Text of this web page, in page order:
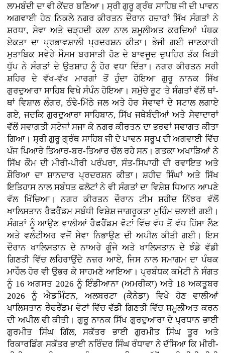
ਲਾਮਬੰਦੀ ਦਾ ਵੀ ਕੇਂਦਰ ਬਣਿਆ। ਸ੍ਰੀ ਗੁਰੂ ਗ੍ਰੰਥ ਸਾਹਿਬ ਜੀ ਦੀ ਪਾਵਨ
ਅਗਵਾਈ ਹੇਠ ਨਿਕਲੇ ਨਗਰ ਕੀਰਤਨ ਦੌਰਾਨ ਹਜ਼ਾਰਾਂ ਸਿੱਖ ਸੰਗਤਾਂ ਨੇ
ਸ਼ਰਧਾ, ਸੇਵਾ ਅਤੇ ਚੜ੍ਹਦੀ ਕਲਾ ਨਾਲ ਸ਼ਮੂਲੀਅਤ ਕਰਦਿਆਂ ਪੰਥਕ
ਏਕਤਾ ਦਾ ਪ੍ਰਭਾਵਸ਼ਾਲੀ ਪ੍ਰਦਰਸ਼ਨ ਕੀਤਾ। ਭੇਜੀ ਗਈ ਜਾਣਕਾਰੀ
ਮੁਤਾਬਿਕ ਸਵੇਰੇ ਮੌਸਮ ਬਰਸਾਤੀ ਹੋਣ ਦੇ ਬਾਵਜੂਦ ਦੁਪਹਿਰ ਤੱਕ ਖਿੜੀ
ਧੁੱਪ ਨੇ ਸੰਗਤਾਂ ਦੇ ਉਤਸ਼ਾਹ ਨੂੰ ਹੋਰ ਵਧਾ ਦਿੱਤਾ। ਨਗਰ ਕੀਰਤਨ ਸਰੀ
ਸ਼ਹਿਰ ਦੇ ਵੱਖ-ਵੱਖ ਮਾਰਗਾਂ ਤੋਂ ਹੁੰਦਾ ਹੋਇਆ ਗੁਰੂ ਨਾਨਕ ਸਿੱਖ
ਗੁਰਦੁਆਰਾ ਸਾਹਿਬ ਵਿਖੇ ਸੰਪੰਨ ਹੋਇਆ। ਸਮੁੱਚੇ ਰੂਟ 'ਤੇ ਸੰਗਤਾਂ ਵੱਲੋਂ ਥਾਂ-
ਥਾਂ ਵਿਸ਼ਾਲ ਲੰਗਰ, ਠੰਢੇ-ਮਿੱਠੇ ਜਲ ਅਤੇ ਹੋਰ ਸੇਵਾਵਾਂ ਦੇ ਸਟਾਲ ਲਗਾਏ
ਗਏ, ਜਦਕਿ ਗੁਰਦੁਆਰਾ ਸਾਹਿਬਾਨ, ਸਿੱਖ ਜਥੇਬੰਦੀਆਂ ਅਤੇ ਸੇਵਾਦਾਰਾਂ
ਵੱਲੋਂ ਸਵਾਗਤੀ ਸਟੇਜਾਂ ਸਜਾ ਕੇ ਨਗਰ ਕੀਰਤਨ ਦਾ ਭਰਵਾਂ ਸਵਾਗਤ ਕੀਤਾ
ਗਿਆ। ਸ੍ਰੀ ਗੁਰੂ ਗ੍ਰੰਥ ਸਾਹਿਬ ਜੀ ਦੇ ਪਾਵਨ ਸਰੂਪ ਦੀ ਅਗਵਾਈ ਵਿੱਚ
ਪੰਜ ਪਿਆਰੇ ਤਿਆਰ-ਬਰ-ਤਿਆਰ ਚੱਲ ਰਹੇ ਸਨ। ਗਤਕਾ ਅਖਾੜਿਆਂ ਨੇ
ਸਿੱਖ ਕੌਮ ਦੀ ਮੀਰੀ-ਪੀਰੀ ਪਰੰਪਰਾ, ਸੰਤ-ਸਿਪਾਹੀ ਦੀ ਰਵਾਇਤ ਅਤੇ
ਸ਼ੌਰਿਆ ਦਾ ਸ਼ਾਨਦਾਰ ਪ੍ਰਦਰਸ਼ਨ ਕੀਤਾ। ਸ਼ਹੀਦ ਸਿੰਘਾਂ ਅਤੇ ਸਿੱਖ
ਇਤਿਹਾਸ ਨਾਲ ਸਬੰਧਤ ਫਲੋਟਾਂ ਨੇ ਵੀ ਸੰਗਤਾਂ ਦਾ ਵਿਸ਼ੇਸ਼ ਧਿਆਨ ਆਪਣੇ
ਵੱਲ ਖਿੱਚਿਆ। ਨਗਰ ਕੀਰਤਨ ਦੌਰਾਨ ਟੀਮ ਸ਼ਹੀਦ ਨਿੱਝਰ ਵੱਲੋਂ
ਖਾਲਿਸਤਾਨ ਰੈਫਰੈਂਡਮ ਸਬੰਧੀ ਵਿਸ਼ੇਸ਼ ਜਾਗਰੂਕਤਾ ਮੁਹਿੰਮ ਚਲਾਈ ਗਈ।
ਸੰਗਤਾਂ ਨੂੰ ਆਉਣ ਵਾਲੀਆਂ ਰੈਫਰੈਂਡਮ ਵੋਟਾਂ ਵਿੱਚ ਵੱਧ ਤੋਂ ਵੱਧ ਹਿੱਸਾ ਲੈਣ
ਅਤੇ ਵਲੰਟੀਅਰ ਵਜੋਂ ਸੇਵਾ ਨਿਭਾਉਣ ਦੀ ਅਪੀਲ ਕੀਤੀ ਗਈ। ਇਸ
ਦੌਰਾਨ ਖਾਲਿਸਤਾਨ ਦੇ ਨਾਅਰੇ ਗੂੰਜੇ ਅਤੇ ਖਾਲਿਸਤਾਨ ਦੇ ਝੰਡੇ ਵੱਡੀ
ਗਿਣਤੀ ਵਿੱਚ ਲਹਿਰਾਉਂਦੇ ਨਜ਼ਰ ਆਏ, ਜਿਸ ਨਾਲ ਸਮਾਗਮ ਦਾ ਪੰਥਕ
ਮਾਹੌਲ ਹੋਰ ਵੀ ਉਭਰ ਕੇ ਸਾਹਮਣੇ ਆਇਆ। ਪ੍ਰਬੰਧਕ ਕਮੇਟੀ ਨੇ ਸੰਗਤ
ਨੂੰ 16 ਅਗਸਤ 2026 ਨੂੰ ਇੰਡੀਆਨਾ (ਅਮਰੀਕਾ) ਅਤੇ 18 ਅਕਤੂਬਰ
2026 ਨੂੰ ਐਡਮਿੰਟਨ, ਅਲਬਰਟਾ (ਕੈਨੇਡਾ) ਵਿਖੇ ਹੋਣ ਵਾਲੀਆਂ
ਖਾਲਿਸਤਾਨ ਰੈਫਰੈਂਡਮ ਵੋਟਾਂ ਵਿੱਚ ਵੱਡੀ ਗਿਣਤੀ ਵਿੱਚ ਸ਼ਮੂਲੀਅਤ ਕਰਨ
ਦੀ ਅਪੀਲ ਵੀ ਕੀਤੀ। ਗੁਰੂ ਨਾਨਕ ਸਿੱਖ ਗੁਰਦੁਆਰਾ ਦੇ ਪ੍ਰਧਾਨ ਭਾਈ
ਗੁਰਮੀਤ ਸਿੰਘ ਗਿੱਲ, ਸਕੱਤਰ ਭਾਈ ਗੁਰਮੀਤ ਸਿੰਘ ਤੂਰ ਅਤੇ
ਰਿਕਾਰਡਿੰਗ ਸਕੱਤਰ ਭਾਈ ਨਰਿੰਦਰ ਸਿੰਘ ਰੰਧਾਵਾ ਨੇ ਦੱਸਿਆ ਕਿ ਮੀਰੀ-